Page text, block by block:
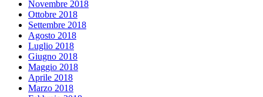
Novembre 2018
Ottobre 2018
Settembre 2018
Agosto 2018
Luglio 2018
Giugno 2018
Maggio 2018
Aprile 2018
Marzo 2018